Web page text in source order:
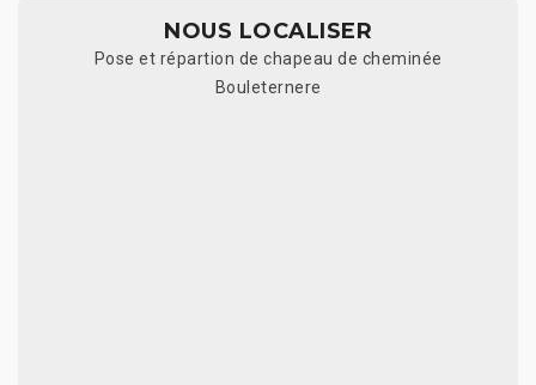
NOUS LOCALISER
Pose et répartion de chapeau de cheminée
Bouleternere